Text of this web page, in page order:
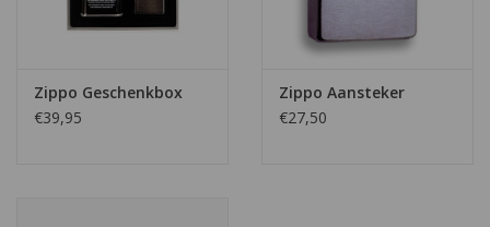
Zippo Geschenkbox
€39,95
Zippo Aansteker
€27,50